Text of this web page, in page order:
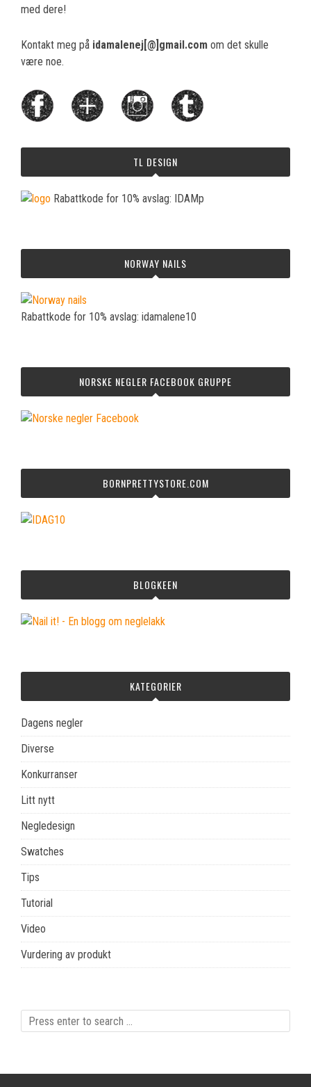
med dere!
Kontakt meg på idamalenej[@]gmail.com om det skulle
være noe.
TL DESIGN
Rabattkode for 10% avslag: IDAMp
NORWAY NAILS
Rabattkode for 10% avslag: idamalene10
NORSKE NEGLER FACEBOOK GRUPPE
BORNPRETTYSTORE.COM
BLOGKEEN
KATEGORIER
Dagens negler
Diverse
Konkurranser
Litt nytt
Negledesign
Swatches
Tips
Tutorial
Video
Vurdering av produkt